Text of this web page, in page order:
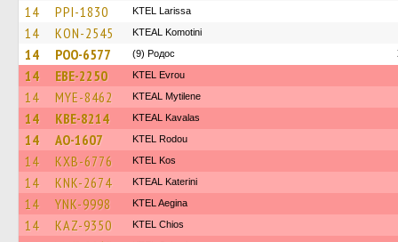
14 PPI-1830 KTEL Larissa
14 KON-2545 KTEAL Komotini
14 POO-6577 (9) Родос
14 EBE-2250 KTEL Evrou
14 MYE-8462 KTEAL Mytilene
14 KBE-8214 KTEAL Kavalas
14 AO-1607 ΚΤΕL Rodou
14 KXB-6776 KTEL Kos
14 KNK-2674 KTEAL Katerini
14 YNK-9998 KTEL Aegina
14 KAZ-9350 KTEL Chios